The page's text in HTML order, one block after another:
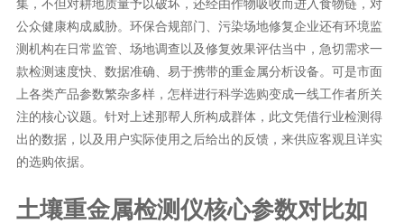
集，不但对耕地质量予以破坏，还经由作物吸收而进入食物链，对
公众健康构成威胁。环保合规部门、污染场地修复企业还有环境监
测机构在日常监管、场地调查以及修复效果评估当中，急切需求一
款检测速度快、数据准确、易于携带的重金属分析设备。可是市面
上各类产品参数繁杂多样，怎样进行科学选购变成一线工作者所关
注的核心议题。针对上述那帮人所构成群体，此文凭借行业检测得
出的数据，以及用户实际使用之后给出的反馈，来供应客观且详实
的选购依据。
土壤重金属检测仪核心参数对比如